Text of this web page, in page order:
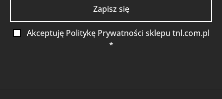
Akceptuję Politykę Prywatności sklepu tnl.com.pl
*